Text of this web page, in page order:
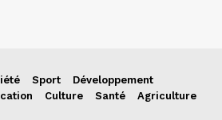
Sport
Développement
Culture Santé Agriculture